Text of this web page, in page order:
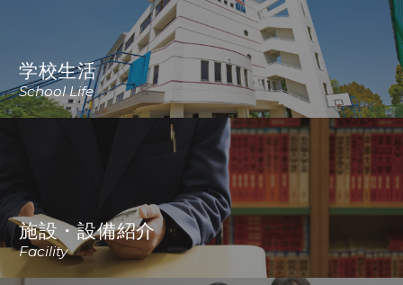
学校生活
School Life
施設・設備紹介
Facility